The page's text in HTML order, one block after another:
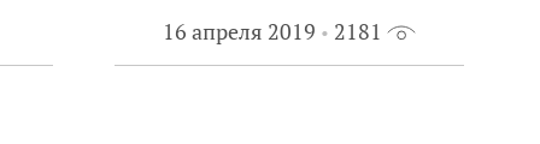
16 апреля 2019 2181